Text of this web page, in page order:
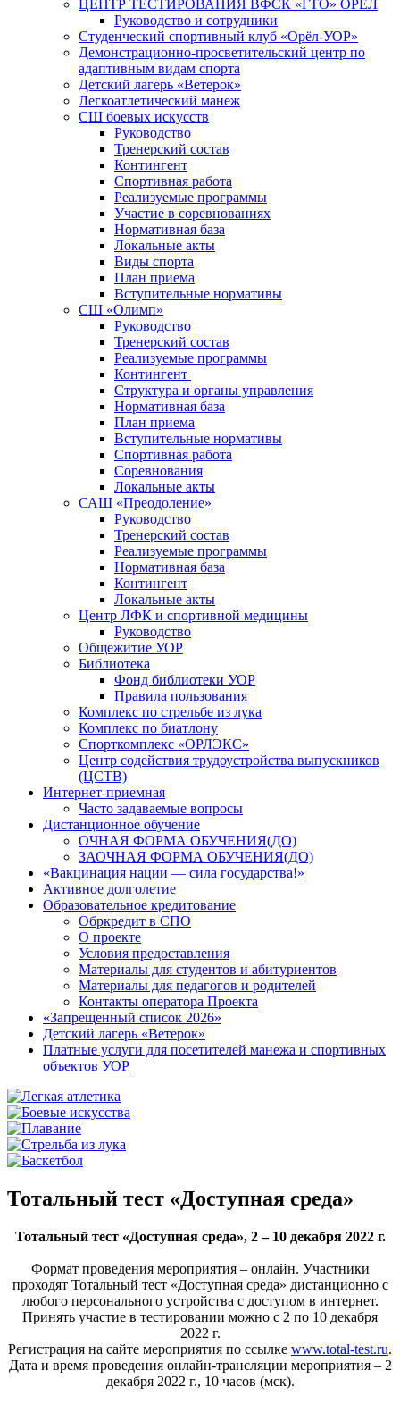
ЦЕНТР ТЕСТИРОВАНИЯ ВФСК «ГТО» ОРЁЛ
Руководство и сотрудники
Студенческий спортивный клуб «Орёл-УОР»
Демонстрационно-просветительский центр по
адаптивным видам спорта
Детский лагерь «Ветерок»
Легкоатлетический манеж
СШ боевых искусств
Руководство
Тренерский состав
Контингент
Спортивная работа
Реализуемые программы
Участие в соревнованиях
Нормативная база
Локальные акты
Виды спорта
План приема
Вступительные нормативы
СШ «Олимп»
Руководство
Тренерский состав
Реализуемые программы
Контингент
Структура и органы управления
Нормативная база
План приема
Вступительные нормативы
Спортивная работа
Соревнования
Локальные акты
САШ «Преодоление»
Руководство
Тренерский состав
Реализуемые программы
Нормативная база
Контингент
Локальные акты
Центр ЛФК и спортивной медицины
Руководство
Общежитие УОР
Библиотека
Фонд библиотеки УОР
Правила пользования
Комплекс по стрельбе из лука
Комплекс по биатлону
Спорткомплекс «ОРЛЭКС»
Центр содействия трудоустройства выпускников
(ЦСТВ)
Интернет-приемная
Часто задаваемые вопросы
Дистанционное обучение
ОЧНАЯ ФОРМА ОБУЧЕНИЯ(ДО)
ЗАОЧНАЯ ФОРМА ОБУЧЕНИЯ(ДО)
«Вакцинация нации — сила государства!»
Активное долголетие
Образовательное кредитование
Обркредит в СПО
О проекте
Условия предоставления
Материалы для студентов и абитуриентов
Материалы для педагогов и родителей
Контакты оператора Проекта
«Запрещенный список 2026»
Детский лагерь «Ветерок»
Платные услуги для посетителей манежа и спортивных
объектов УОР
Тотальный тест «Доступная среда»
Тотальный тест «Доступная среда», 2 – 10 декабря 2022 г.
Формат проведения мероприятия – онлайн. Участники
проходят Тотальный тест «Доступная среда» дистанционно с
любого персонального устройства с доступом в интернет.
Принять участие в тестировании можно с 2 по 10 декабря
2022 г.
Регистрация на сайте мероприятия по ссылке www.total-test.ru.
Дата и время проведения онлайн-трансляции мероприятия – 2
декабря 2022 г., 10 часов (мск).